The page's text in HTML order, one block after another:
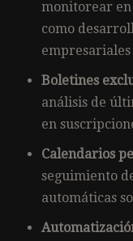
monitorear
como
Boletines
análisis de
en
Calendarios
seguimiento
automáticas